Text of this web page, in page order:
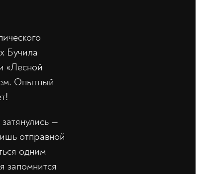
Бучила
«Лесной
Опытный
—
отправной
одним
запомнится